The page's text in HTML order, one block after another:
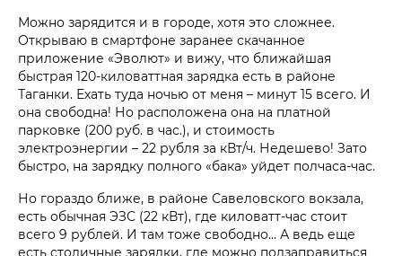
Можно зарядится и в городе, хотя это сложнее.
Открываю в смартфоне заранее скачанное
приложение «Эволют» и вижу, что ближайшая
быстрая 120-киловаттная зарядка есть в районе
Таганки. Ехать туда ночью от меня – минут 15 всего. И
она свободна! Но расположена она на платной
парковке (200 руб. в час.), и стоимость
электроэнергии – 22 рубля за кВт/ч. Недешево! Зато
быстро, на зарядку полного «бака» уйдет полчаса-час.
Но гораздо ближе, в районе Савеловского вокзала,
есть обычная ЭЗС (22 кВт), где киловатт-час стоит
всего 9 рублей. И там тоже свободно… А ведь еще
есть столичные зарядки, где можно подзаправиться